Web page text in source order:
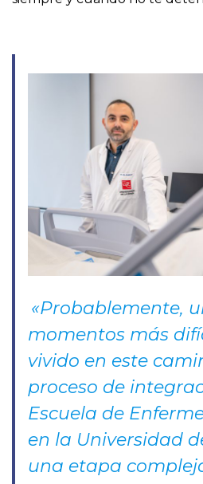
«Probablemente,
momentos más
vivido en este
proceso de
Escuela de
en la Universidad
una etapa